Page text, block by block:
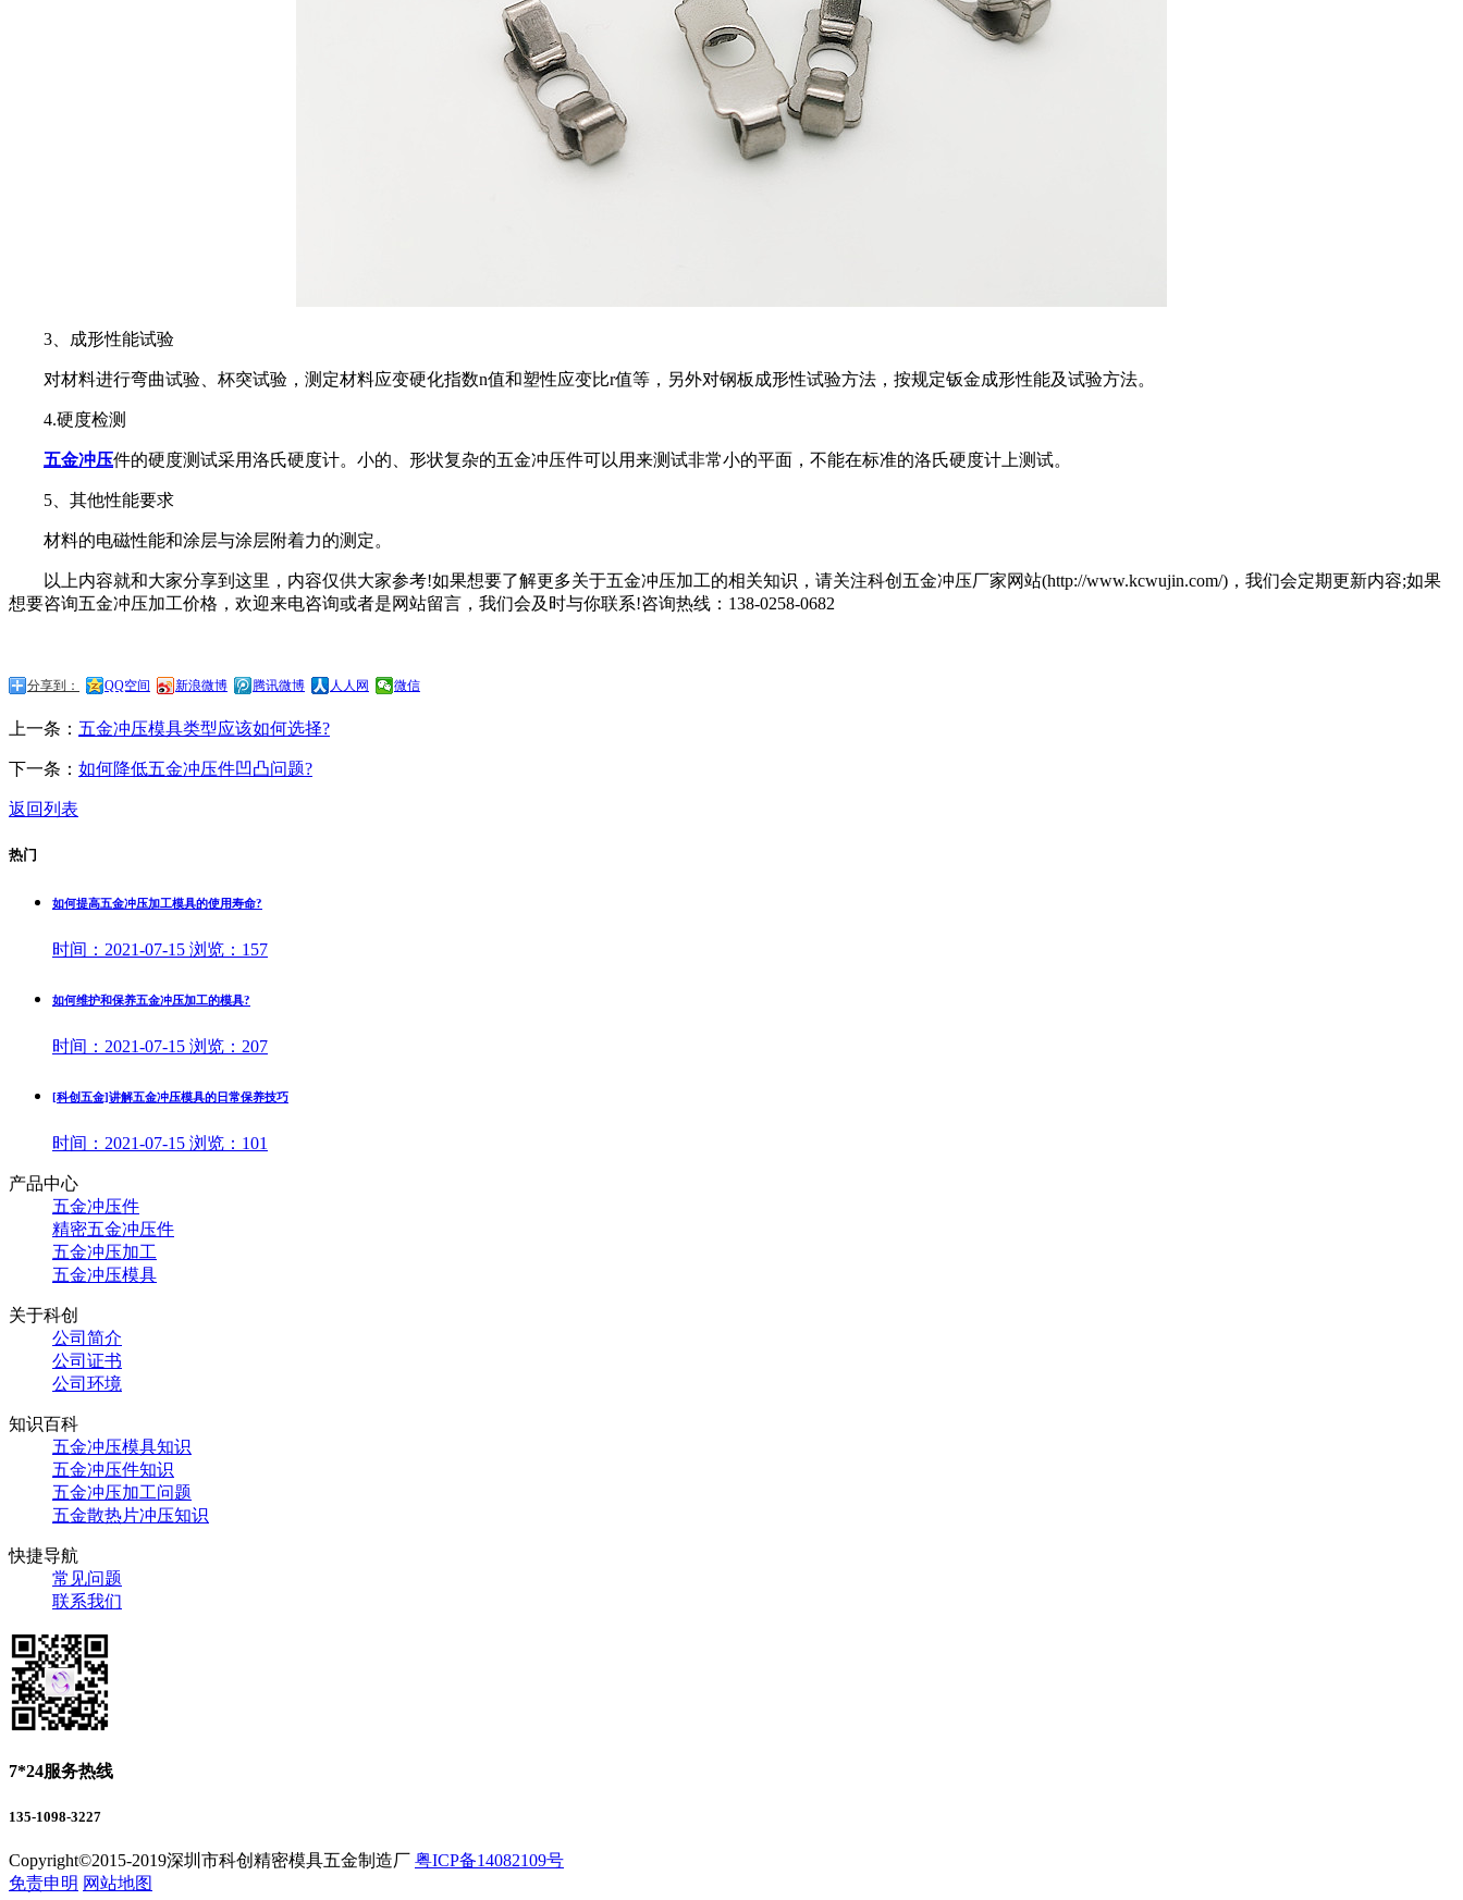
3、成形性能试验
对材料进行弯曲试验、杯突试验，测定材料应变硬化指数n值和塑性应变比r值等，另外对钢板成形性试验方法，按规定钣金成形性能及试验方法。
4.硬度检测
五金冲压件的硬度测试采用洛氏硬度计。小的、形状复杂的五金冲压件可以用来测试非常小的平面，不能在标准的洛氏硬度计上测试。
5、其他性能要求
材料的电磁性能和涂层与涂层附着力的测定。
以上内容就和大家分享到这里，内容仅供大家参考!如果想要了解更多关于五金冲压加工的相关知识，请关注科创五金冲压厂家网站(http://www.kcwujin.com/)，我们会定期更新内容;如果
想要咨询五金冲压加工价格，欢迎来电咨询或者是网站留言，我们会及时与你联系!咨询热线：138-0258-0682
分享到： QQ空间 新浪微博 腾讯微博 人人网 微信
上一条： 五金冲压模具类型应该如何选择?
下一条： 如何降低五金冲压件凹凸问题?
返回列表
热门
如何提高五金冲压加工模具的使用寿命?
时间： 2021-07-15 浏览： 157
如何维护和保养五金冲压加工的模具?
时间： 2021-07-15 浏览： 207
[科创五金]讲解五金冲压模具的日常保养技巧
时间： 2021-07-15 浏览： 101
产品中心
五金冲压件
精密五金冲压件
五金冲压加工
五金冲压模具
关于科创
公司简介
公司证书
公司环境
知识百科
五金冲压模具知识
五金冲压件知识
五金冲压加工问题
五金散热片冲压知识
快捷导航
常见问题
联系我们
7*24服务热线
135-1098-3227
Copyright©2015-2019深圳市科创精密模具五金制造厂 粤ICP备14082109号
免责申明 网站地图